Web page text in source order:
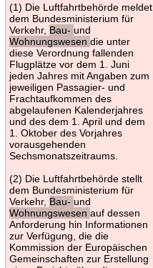
(1) Die Luftfahrtbehörde meldet
dem Bundesministerium für
Verkehr, Bau- und
Wohnungswesen die unter
diese Verordnung fallenden
Flugplätze vor dem 1. Juni
jeden Jahres mit Angaben zum
jeweiligen Passagier- und
Frachtaufkommen des
abgelaufenen Kalenderjahres
und des dem 1. April und dem
1. Oktober des Vorjahres
vorausgehenden
Sechsmonatszeitraums.
(2) Die Luftfahrtbehörde stellt
dem Bundesministerium für
Verkehr, Bau- und
Wohnungswesen auf dessen
Anforderung hin Informationen
zur Verfügung, die die
Kommission der Europäischen
Gemeinschaften zur Erstellung